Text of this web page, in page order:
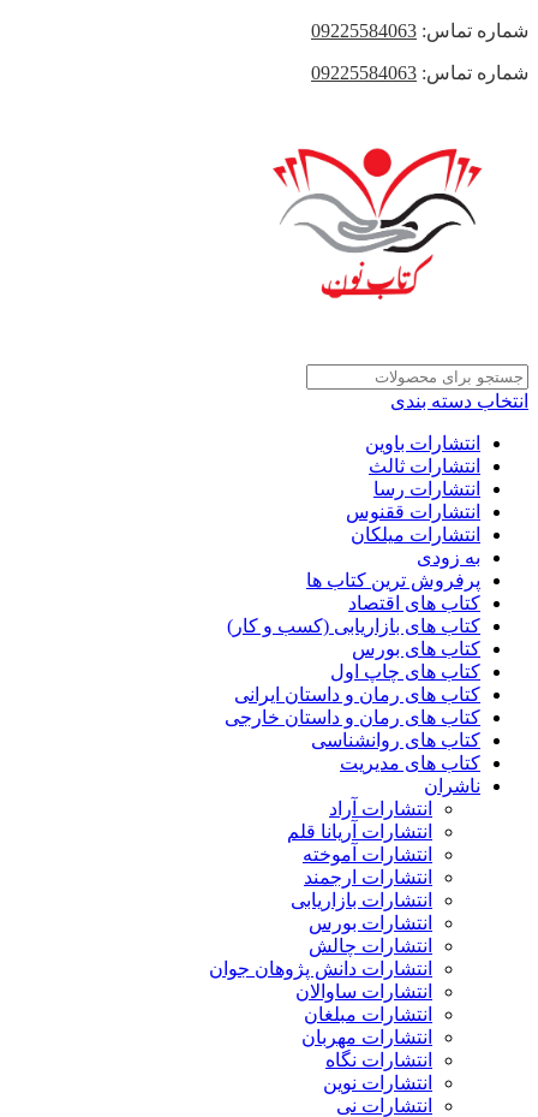
شماره تماس: 09225584063
شماره تماس: 09225584063
انتخاب دسته بندی
انتشارات باوین
انتشارات ثالث
انتشارات رسا
انتشارات ققنوس
انتشارات میلکان
به زودی
پرفروش ترین کتاب ها
کتاب های اقتصاد
کتاب های بازاریابی (کسب و کار)
کتاب های بورس
کتاب های چاپ اول
کتاب های رمان و داستان ایرانی
کتاب های رمان و داستان خارجی
کتاب های روانشناسی
کتاب های مدیریت
ناشران
انتشارات آراد
انتشارات آریانا قلم
انتشارات آموخته
انتشارات ارجمند
انتشارات بازاریابی
انتشارات بورس
انتشارات چالش
انتشارات دانش پژوهان جوان
انتشارات ساوالان
انتشارات مبلغان
انتشارات مهربان
انتشارات نگاه
انتشارات نوین
انتشارات نی